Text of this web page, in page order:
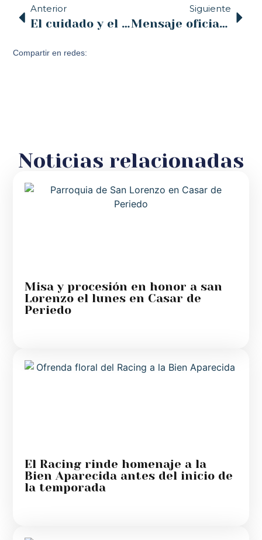
Anterior
El cuidado y el acompañamiento a los sacerdotes, tema central de las Jornadas Nacionales de Vicarios Episcopales
Siguiente
Mensaje oficial del Papa León XIV para el tiempo de Cuaresma
Compartir en redes:
Noticias relacionadas
Misa y procesión en honor a san
Lorenzo el lunes en Casar de
Periedo
El Racing rinde homenaje a la
Bien Aparecida antes del inicio de
la temporada